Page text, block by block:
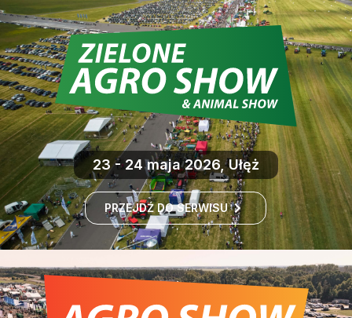
23 - 24 maja 2026, Ułęż
PRZEJDŹ DO SERWISU